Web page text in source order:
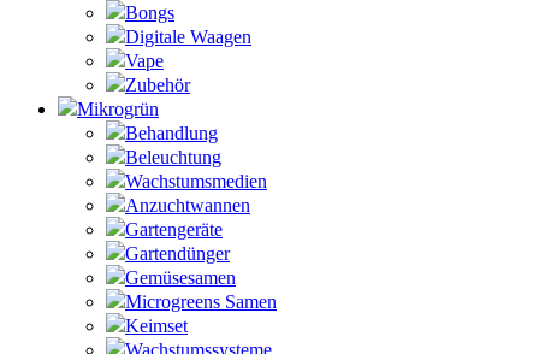
Bongs
Digitale Waagen
Vape
Zubehör
Mikrogrün
Behandlung
Beleuchtung
Wachstumsmedien
Anzuchtwannen
Gartengeräte
Gartendünger
Gemüsesamen
Microgreens Samen
Keimset
Wachstumssysteme